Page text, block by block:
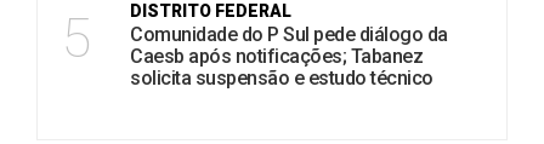
5 DISTRITO FEDERAL
Comunidade do P Sul pede diálogo da
Caesb após notificações; Tabanez
solicita suspensão e estudo técnico